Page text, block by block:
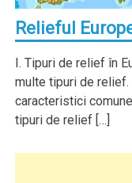
Relieful
I. Tipuri de relief în
multe tipuri de
caracteristici
tipuri de relief […]